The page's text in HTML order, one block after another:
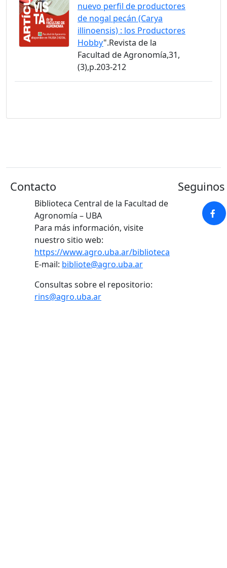
nuevo perfil de productores
de nogal pecán (Carya
illinoensis) : los Productores
Hobby".Revista de la
Facultad de Agronomía,31,
(3),p.203-212
Contacto
Biblioteca Central de la Facultad de
Agronomía – UBA
Para más información, visite
nuestro sitio web:
https://www.agro.uba.ar/biblioteca
E-mail: bibliote@agro.uba.ar
Consultas sobre el repositorio:
rins@agro.uba.ar